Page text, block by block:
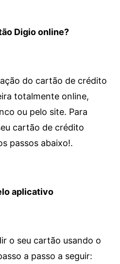
Digio online?
do cartão de crédito
totalmente online,
ou pelo site. Para
cartão de crédito
passos abaixo!.
aplicativo
o seu cartão usando o
a passo a seguir: